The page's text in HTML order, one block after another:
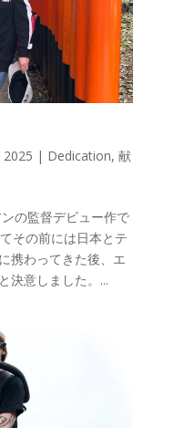
| Dedication, 献
の監督デビュー作で
その前には日本とテ
携わってきた後、エ
決意しました。...